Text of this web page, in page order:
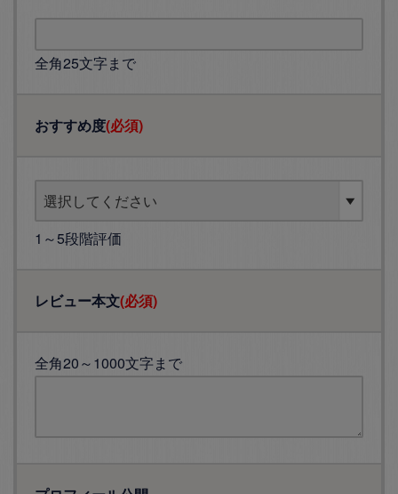
全角25文字まで
おすすめ度(必須)
1～5段階評価
レビュー本文(必須)
全角20～1000文字まで